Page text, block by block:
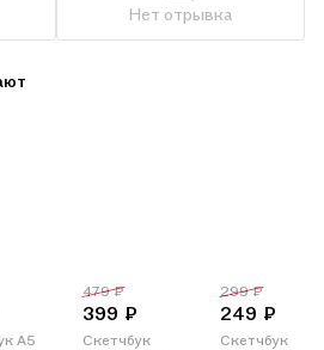
Нет отрывка
А5
479 ₽
399 ₽
Скетчбук
299 ₽
249 ₽
Скетчбук